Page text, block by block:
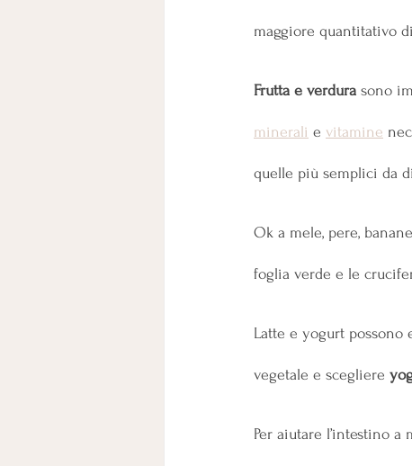
maggiore quantitativo di
Frutta e verdura sono
minerali e vitamine
quelle più semplici da
Ok a mele, pere,
foglia verde e le
Latte e yogurt
vegetale e scegliere
Per aiutare l’intestino